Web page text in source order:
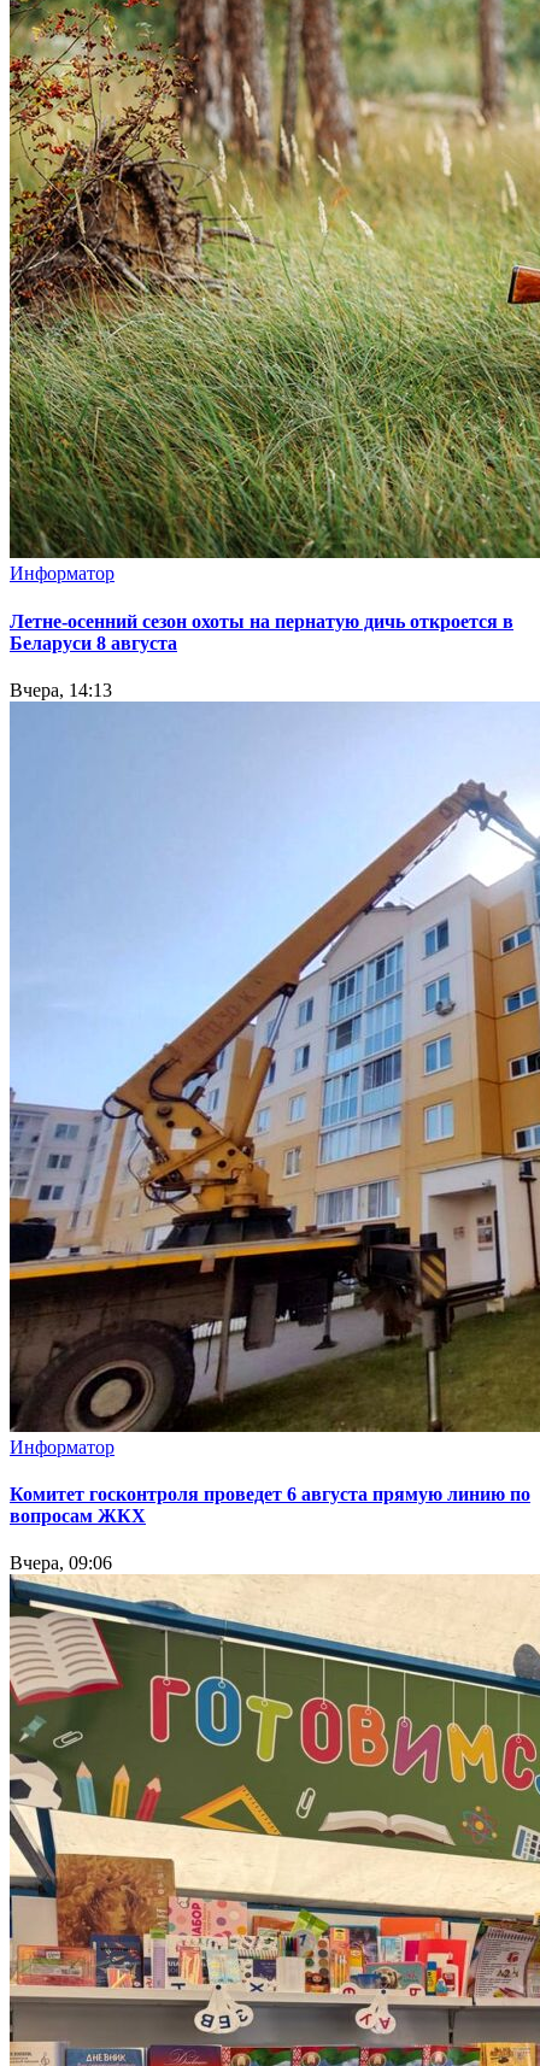
Информатор
Летне-осенний сезон охоты на пернатую дичь откроется в
Беларуси 8 августа
Вчера, 14:13
Информатор
Комитет госконтроля проведет 6 августа прямую линию по
вопросам ЖКХ
Вчера, 09:06